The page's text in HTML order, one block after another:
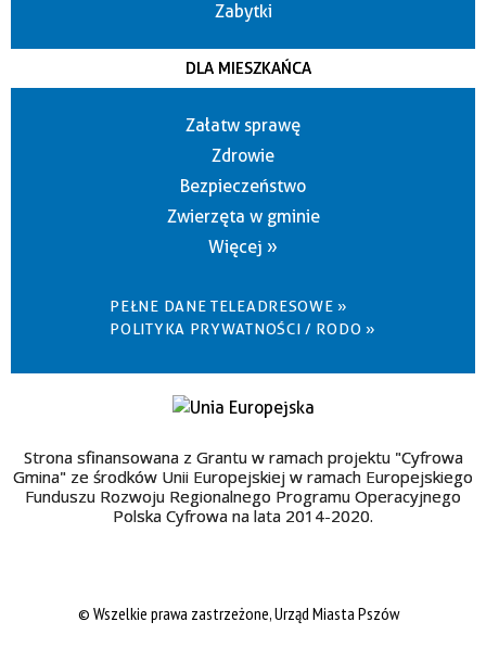
Zabytki
DLA MIESZKAŃCA
Załatw sprawę
Zdrowie
Bezpieczeństwo
Zwierzęta w gminie
Więcej »
PEŁNE DANE TELEADRESOWE »
POLITYKA PRYWATNOŚCI / RODO »
Strona sfinansowana z Grantu w ramach projektu "Cyfrowa
Gmina" ze środków Unii Europejskiej w ramach Europejskiego
Funduszu Rozwoju Regionalnego Programu Operacyjnego
Polska Cyfrowa na lata 2014-2020.
© Wszelkie prawa zastrzeżone, Urząd Miasta Pszów